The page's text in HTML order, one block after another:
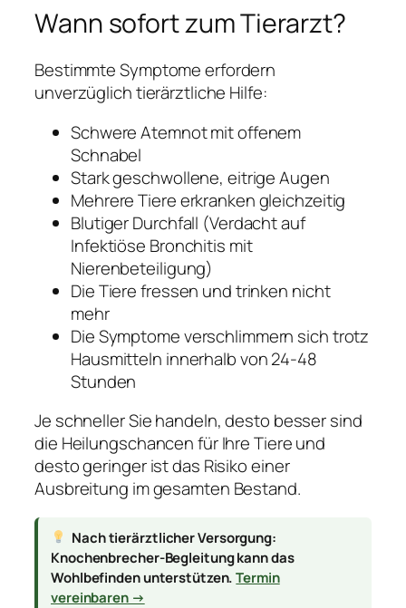
Wann sofort zum Tierarzt?
Bestimmte Symptome erfordern
unverzüglich tierärztliche Hilfe:
Schwere Atemnot mit offenem
Schnabel
Stark geschwollene, eitrige Augen
Mehrere Tiere erkranken gleichzeitig
Blutiger Durchfall (Verdacht auf
Infektiöse Bronchitis mit
Nierenbeteiligung)
Die Tiere fressen und trinken nicht
mehr
Die Symptome verschlimmern sich trotz
Hausmitteln innerhalb von 24-48
Stunden
Je schneller Sie handeln, desto besser sind
die Heilungschancen für Ihre Tiere und
desto geringer ist das Risiko einer
Ausbreitung im gesamten Bestand.
Nach tierärztlicher Versorgung:
Knochenbrecher-Begleitung kann das
Wohlbefinden unterstützen. Termin
vereinbaren →